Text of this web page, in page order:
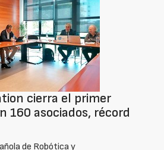
cierra el primer
160 asociados, récord
de Robótica y